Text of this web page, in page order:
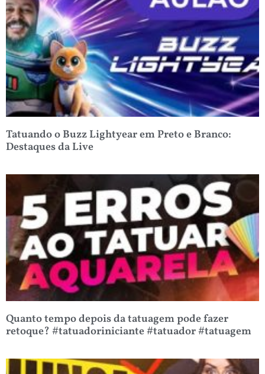
Tatuando o Buzz Lightyear em Preto e Branco:
Destaques da Live
Quanto tempo depois da tatuagem pode fazer
retoque? #tatuadoriniciante #tatuador #tatuagem